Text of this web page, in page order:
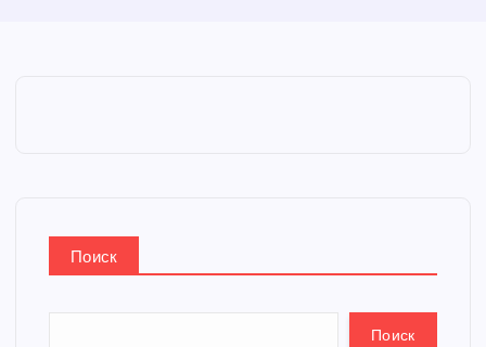
Поиск
Поиск